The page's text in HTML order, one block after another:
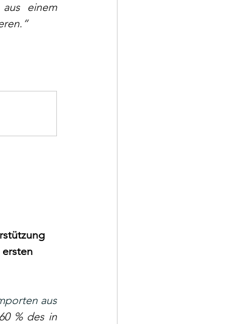
einem
Europa verbraucht ca. 8 % des weltweiten Vanadiums, ist jedoch vor allem von Importen aus
% des in